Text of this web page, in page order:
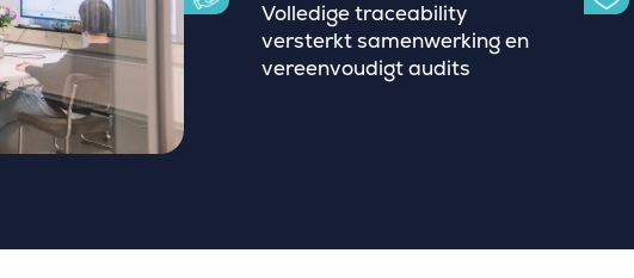
Volledige traceability
versterkt samenwerking en
vereenvoudigt audits